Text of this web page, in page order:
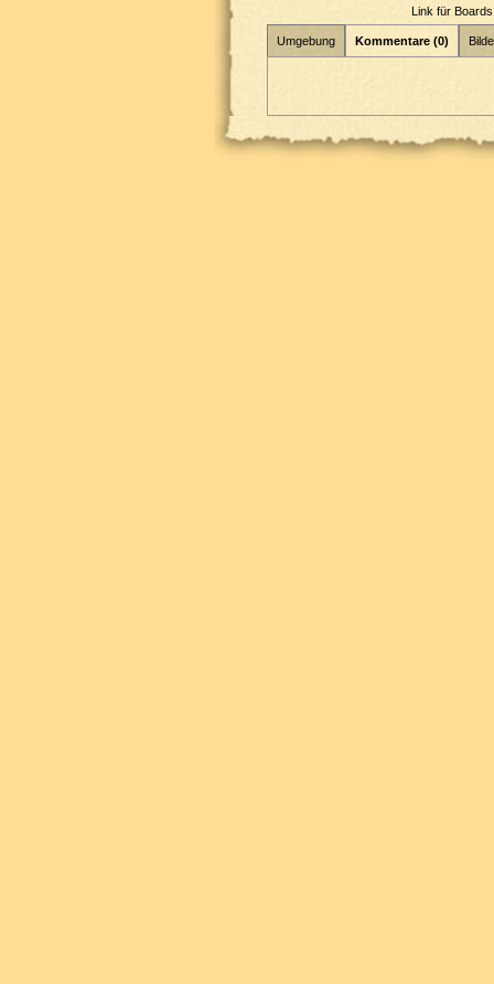
Link für
Umgebung Kommentare (0)